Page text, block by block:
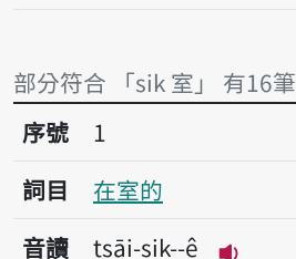
部分符合 「sik 室」 有16筆
序號1在室的
序號
1
詞目
在室的
音讀
tsāi-sik--ê